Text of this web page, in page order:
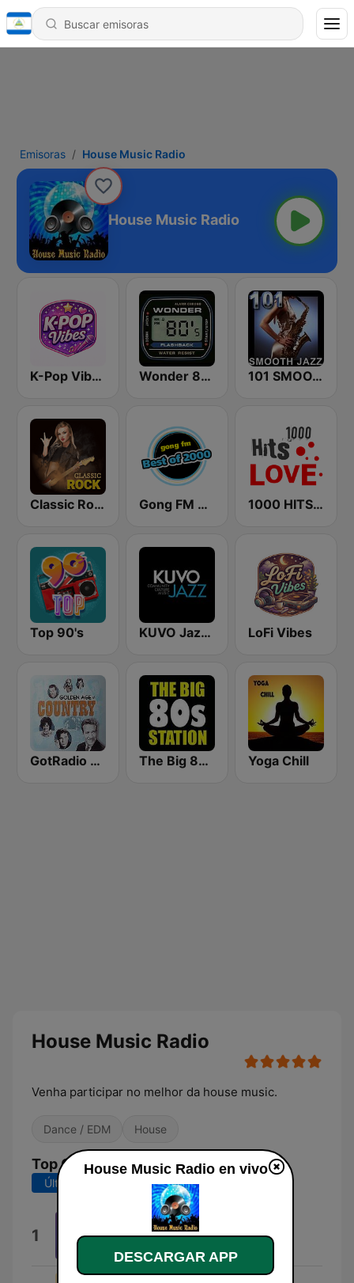
Emisoras House Music Radio
House Music Radio
K-Pop Vibes Wonder 80's 101 SMOOTH JAZZ
Classic Rock Station Gong FM Best of 2000 1000 HITS Love
Top 90's KUVO Jazz 89.3 FM LoFi Vibes
GotRadio - Classic Country The Big 80s Station Yoga Chill
House Music Radio
Venha participar no melhor da house music.
Dance / EDM House
Top Canciones
Últimos 7 días Últimos 30 días
1 Teardrop
House Music Radio en vivo
DESCARGAR APP